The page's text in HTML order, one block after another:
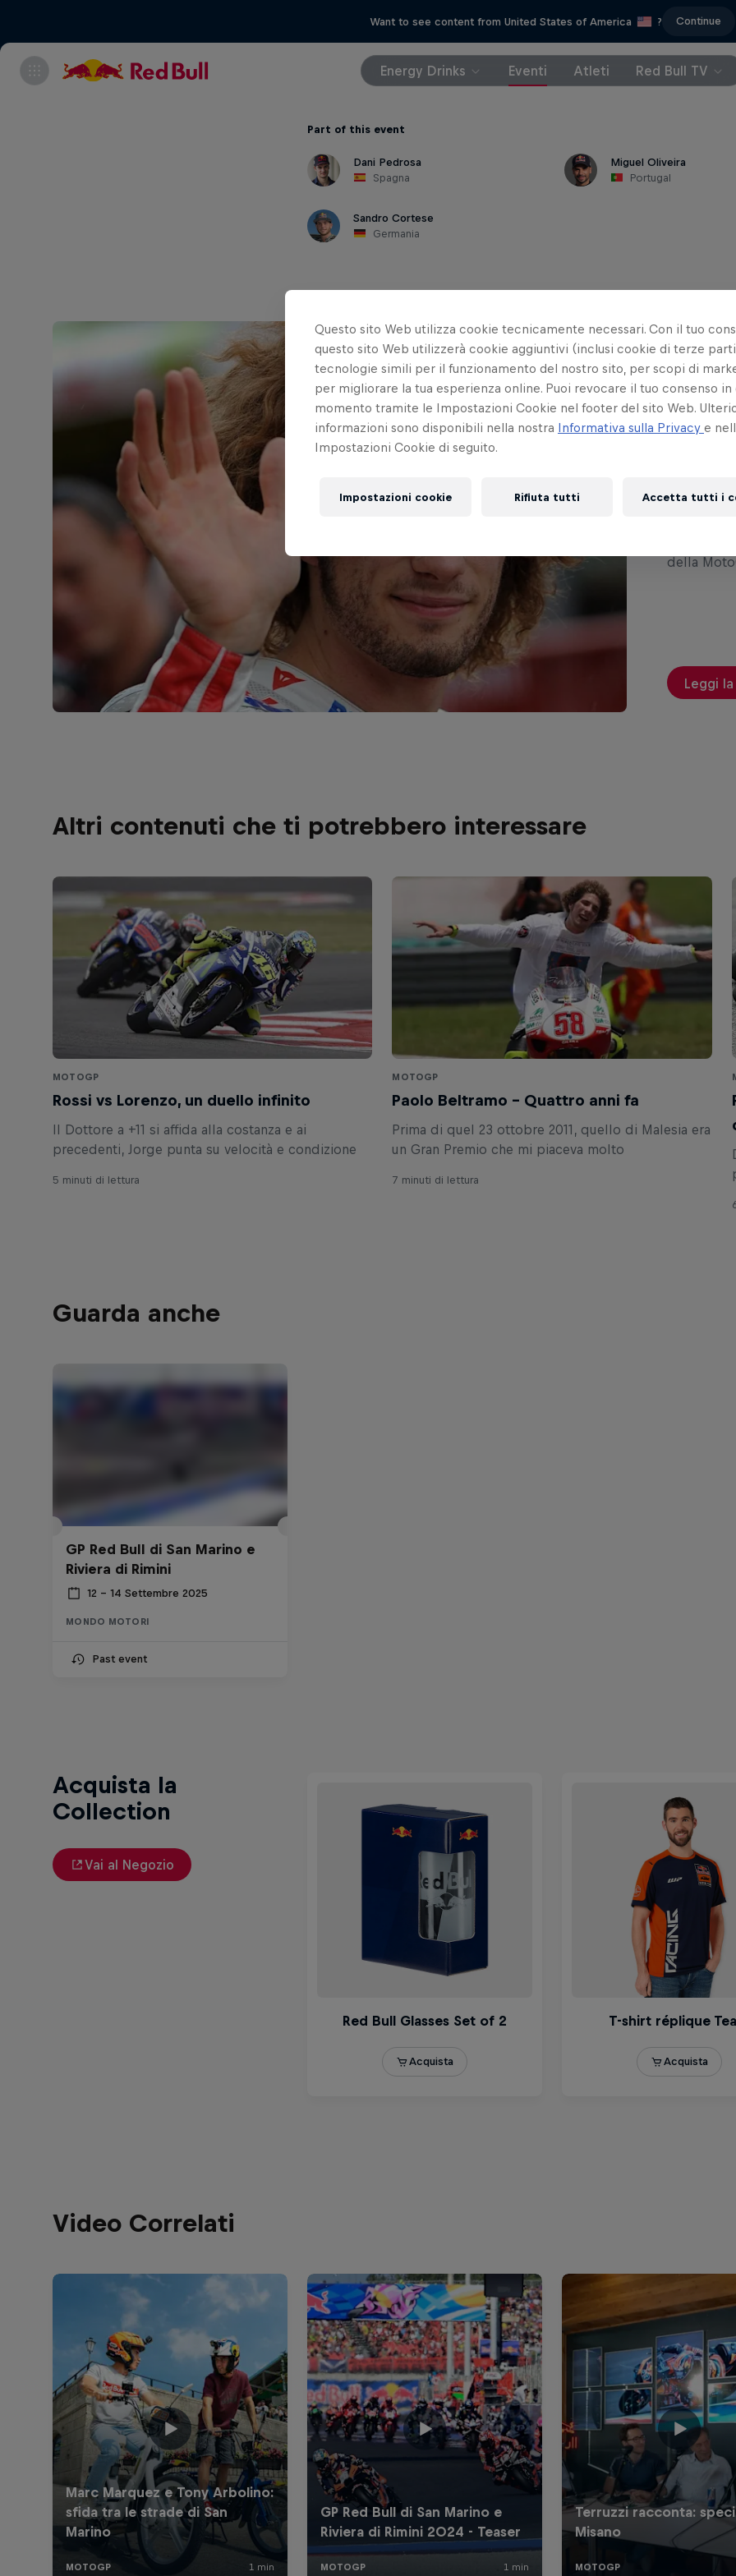
Want to see content from United States of America ? Continue
Energy Drinks Eventi Atleti Red Bull TV
Part of this event
Dani Pedrosa
Spagna
Miguel Oliveira
Portugal
Sandro Cortese
Germania
Da non
che
Lì Marco
della
Leggi
Altri contenuti che ti potrebbero interessare
MOTOGP
Rossi vs Lorenzo, un duello infinito
Il Dottore a +11 si affida alla costanza e ai
precedenti, Jorge punta su velocità e condizione
5 minuti di lettura
MOTOGP
Paolo Beltramo - Quattro anni fa
Prima di quel 23 ottobre 2011, quello di Malesia era
un Gran Premio che mi piaceva molto
7 minuti di lettura
Guarda anche
GP Red Bull di San Marino e
Riviera di Rimini
12 – 14 Settembre 2025
MONDO MOTORI
Past event
Acquista la
Collection
Vai al Negozio
Video Correlati
Questo sito Web utilizza cookie tecnicamente necessari. Con il tuo
questo sito Web utilizzerà cookie aggiuntivi (inclusi cookie di terze
tecnologie simili per il funzionamento del nostro sito, per scopi di
per migliorare la tua esperienza online. Puoi revocare il tuo consenso in
momento tramite le Impostazioni Cookie nel footer del sito Web.
informazioni sono disponibili nella nostra Informativa sulla Privacy e
Impostazioni Cookie di seguito.
Impostazioni cookie Rifiuta tutti Accetta tutti i